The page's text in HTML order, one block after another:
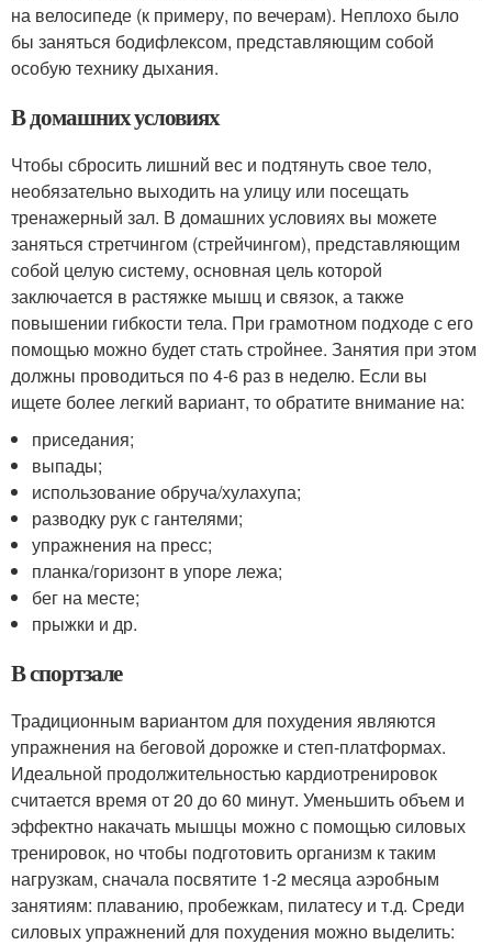
на велосипеде (к примеру, по вечерам). Неплохо было
бы заняться бодифлексом, представляющим собой
особую технику дыхания.
В домашних условиях
Чтобы сбросить лишний вес и подтянуть свое тело,
необязательно выходить на улицу или посещать
тренажерный зал. В домашних условиях вы можете
заняться стретчингом (стрейчингом), представляющим
собой целую систему, основная цель которой
заключается в растяжке мышц и связок, а также
повышении гибкости тела. При грамотном подходе с его
помощью можно будет стать стройнее. Занятия при этом
должны проводиться по 4-6 раз в неделю. Если вы
ищете более легкий вариант, то обратите внимание на:
приседания;
выпады;
использование обруча/хулахупа;
разводку рук с гантелями;
упражнения на пресс;
планка/горизонт в упоре лежа;
бег на месте;
прыжки и др.
В спортзале
Традиционным вариантом для похудения являются
упражнения на беговой дорожке и степ-платформах.
Идеальной продолжительностью кардиотренировок
считается время от 20 до 60 минут. Уменьшить объем и
эффектно накачать мышцы можно с помощью силовых
тренировок, но чтобы подготовить организм к таким
нагрузкам, сначала посвятите 1-2 месяца аэробным
занятиям: плаванию, пробежкам, пилатесу и т.д. Среди
силовых упражнений для похудения можно выделить: